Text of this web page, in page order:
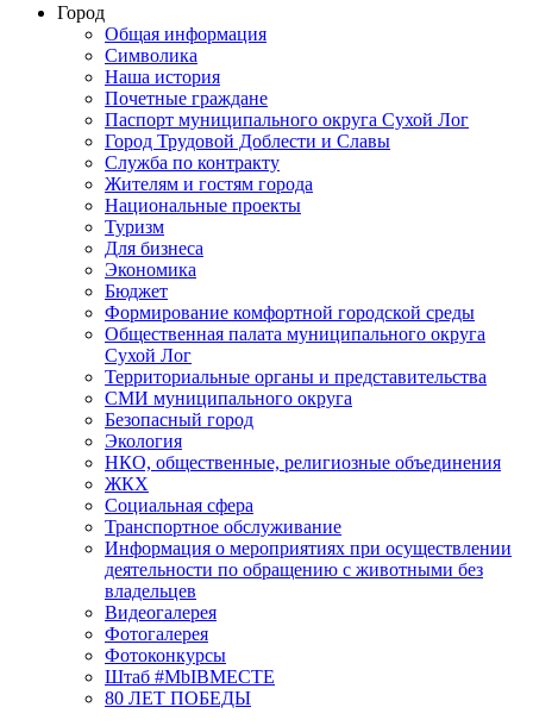
Город
Общая информация
Символика
Наша история
Почетные граждане
Паспорт муниципального округа Сухой Лог
Город Трудовой Доблести и Славы
Служба по контракту
Жителям и гостям города
Национальные проекты
Туризм
Для бизнеса
Экономика
Бюджет
Формирование комфортной городской среды
Общественная палата муниципального округа
Сухой Лог
Территориальные органы и представительства
СМИ муниципального округа
Безопасный город
Экология
НКО, общественные, религиозные объединения
ЖКХ
Социальная сфера
Транспортное обслуживание
Информация о мероприятиях при осуществлении
деятельности по обращению с животными без
владельцев
Видеогалерея
Фотогалерея
Фотоконкурсы
Штаб #MbIBMECTE
80 ЛЕТ ПОБЕДЫ